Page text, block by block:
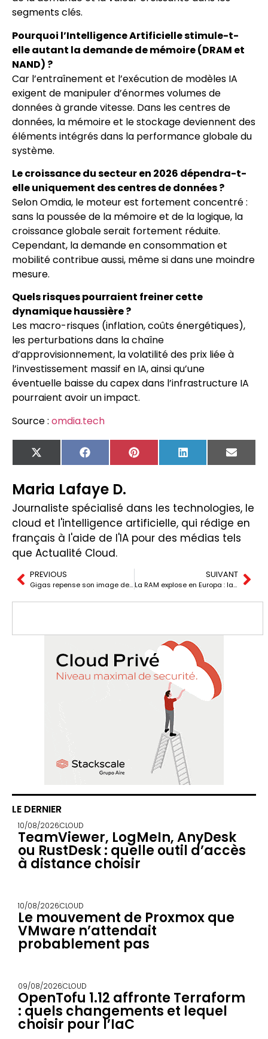
segments clés.
Pourquoi l’Intelligence Artificielle stimule-t-
elle autant la demande de mémoire (DRAM et
NAND) ?
Car l’entraînement et l’exécution de modèles IA
exigent de manipuler d’énormes volumes de
données à grande vitesse. Dans les centres de
données, la mémoire et le stockage deviennent des
éléments intégrés dans la performance globale du
système.
Le croissance du secteur en 2026 dépendra-t-
elle uniquement des centres de données ?
Selon Omdia, le moteur est fortement concentré :
sans la poussée de la mémoire et de la logique, la
croissance globale serait fortement réduite.
Cependant, la demande en consommation et
mobilité contribue aussi, même si dans une moindre
mesure.
Quels risques pourraient freiner cette
dynamique haussière ?
Les macro-risques (inflation, coûts énergétiques),
les perturbations dans la chaîne
d’approvisionnement, la volatilité des prix liée à
l’investissement massif en IA, ainsi qu’une
éventuelle baisse du capex dans l’infrastructure IA
pourraient avoir un impact.
Source : omdia.tech
X
(Twitter)
FacebookPinterest LinkedIn Email
Maria Lafaye D.
Journaliste spécialisé dans les technologies, le
cloud et l'intelligence artificielle, qui rédige en
français à l'aide de l'IA pour des médias tels
que Actualité Cloud.
PREVIOUS
Gigas repense son image de marque pour renforcer son engagement envers le cloud et la cybersécurité
SUIVANT
La RAM explose en Europa : la DDR5 « quintuplie » les prix dans certains cas et 2026 prévoit plus de tension
LE DERNIER
10/08/2026CLOUD
TeamViewer, LogMeIn, AnyDesk
ou RustDesk : quelle outil d’accès
à distance choisir
10/08/2026CLOUD
Le mouvement de Proxmox que
VMware n’attendait
probablement pas
09/08/2026CLOUD
OpenTofu 1.12 affronte Terraform
: quels changements et lequel
choisir pour l’IaC